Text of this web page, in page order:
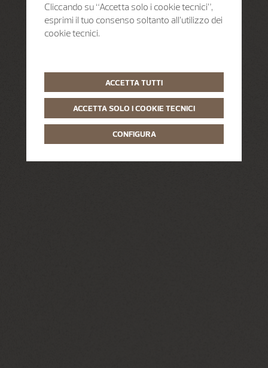
Cliccando su “Accetta solo i cookie tecnici”,
esprimi il tuo consenso soltanto all’utilizzo dei
cookie tecnici.
ACCETTA TUTTI
ACCETTA SOLO I COOKIE TECNICI
CONFIGURA